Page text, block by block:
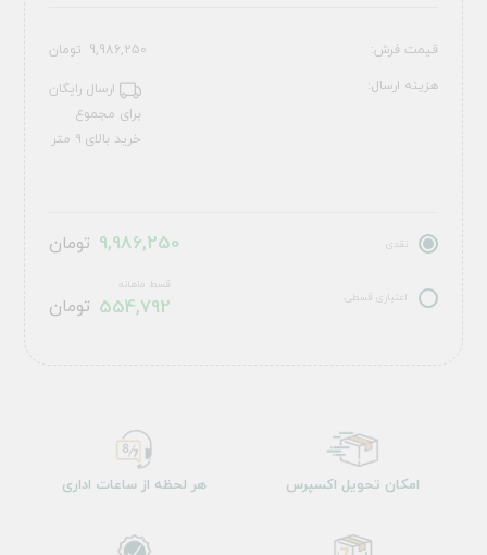
قیمت فرش: 9,986,250 تومان
هزینه ارسال:
ارسال رایگان
برای مجموع
خرید بالای ۹ متر
نقدی 9,986,250 تومان
اعتباری قسطی
قسط ماهانه
554,792 تومان
امکان تحویل اکسپرس هر لحظه از ساعات اداری